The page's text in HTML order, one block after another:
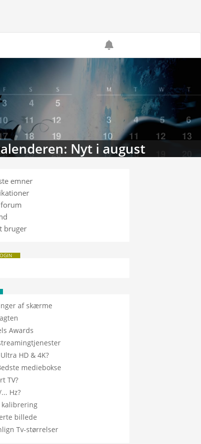
Nyt i august
emner
forum
bruger
af skærme
Awards
HD & 4K?
mediebokse
TV?
Hz?
billede
Tv-størrelser